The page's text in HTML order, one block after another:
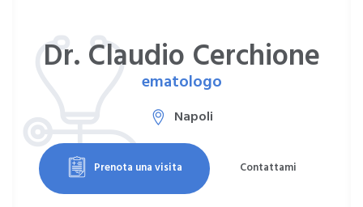
Dr. Claudio Cerchione
ematologo
Napoli
Prenota una visita Contattami